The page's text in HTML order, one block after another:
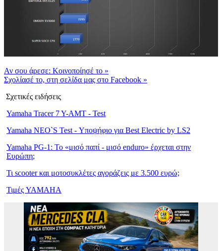
Αν σου άρεσε: Κοινοποίησέ το »
Σχολίασέ το, στη σελίδα μας στο Facebook »
Σχετικές ειδήσεις
Yamaha Tracer 7 Y-AMT - Test
Yamaha NEO`S Test - Υποψήφιο για Best Electric by LS2
Yamaha PG-1: Το «μισό παπί - μισό enduro» έρχεται στην
Ευρώπη;
Τι scooter και μοτοσυκλέτες αγοράζεις με 3.500 ευρώ;
Τιμές YAMAHA